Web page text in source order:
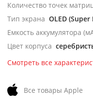
Количество точек
Тип экрана OLED (Super
Емкость аккумулятора
Цвет корпуса
Смотреть все
Все товары Apple